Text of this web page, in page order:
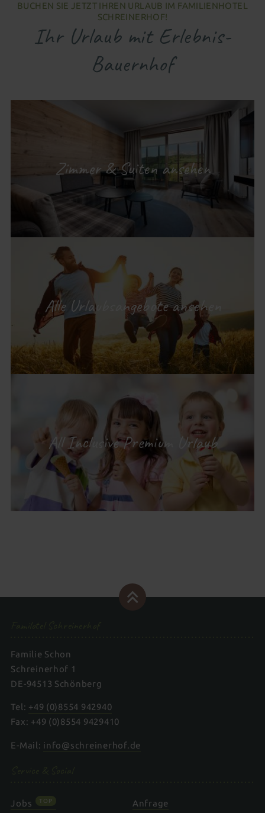
BUCHEN SIE JETZT IHREN URLAUB IM FAMILIENHOTEL
SCHREINERHOF!
Ihr Urlaub mit Erlebnis-
Bauernhof
Zimmer & Suiten ansehen
Alle Urlaubsangebote ansehen
All Inclusive Premium Urlaub
Familie Schon
Schreinerhof 1
DE-94513 Schönberg
Tel: +49 (0)8554 942940
Fax: +49 (0)8554 9429410
E-Mail: info@schreinerhof.de
Jobs TOP Anfrage